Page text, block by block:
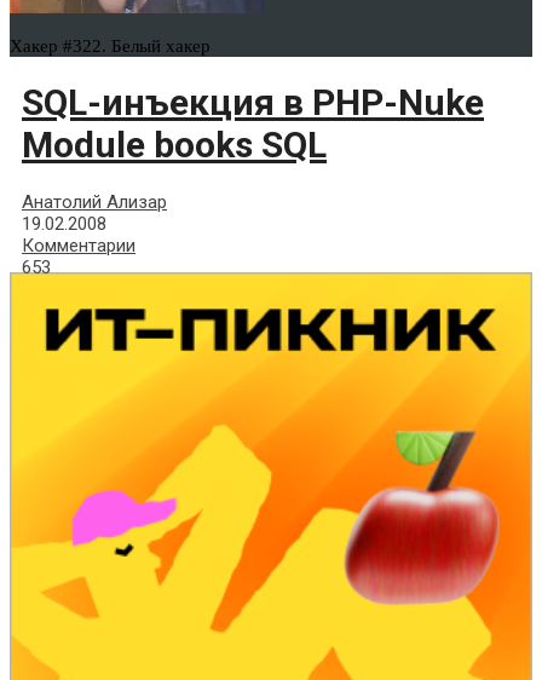
Хакер #322. Белый хакер
SQL-инъекция в PHP-Nuke
Module books SQL
Анатолий Ализар
19.02.2008
Комментарии
653